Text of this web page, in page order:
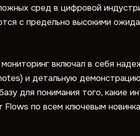
сред в цифровой
с предельно высокими
включал в себя
и детальную
для понимания того,
по всем ключевым